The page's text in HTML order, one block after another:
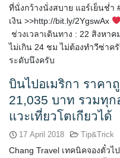
Search
for:
ที่นั่งกว้างนั่งสบาย แอร์เย็นช่ำ
เงิน >>http://bit.ly/2YgswAx
ช่วงเวลาเดินทาง : 22 สิงหา
ไม่เกิน 24 ชม ไม่ต้องทำวีซ่า
ระดับนึงครับ
บินไปอเมริกา ราคา
21,035 บาท รวมทุก
แวะเที่ยวโตเกียวได้
17 April 2018 Tip&Trick
Chang Travel เทคนิคจองตั๋วไ